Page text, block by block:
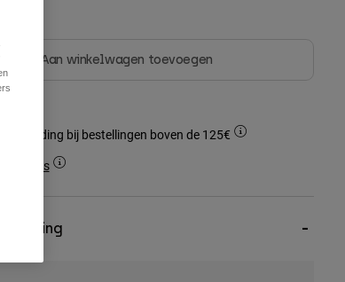
Aan winkelwagen toevoegen
verzending bij bestellingen boven de 125€
Returns